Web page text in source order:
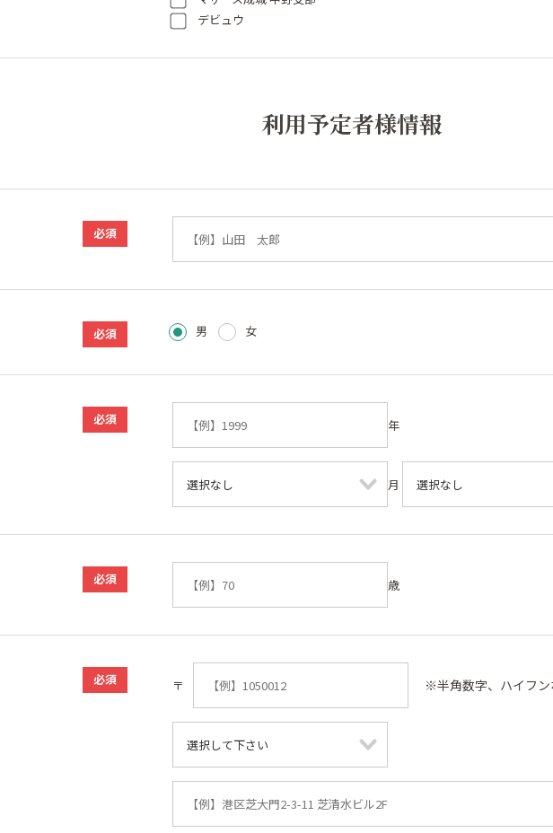
デビュウ
利用予定者様情報
必須
必須 男 女
必須 年
月
必須 歳
必須 〒 ※半角数字、ハイフン